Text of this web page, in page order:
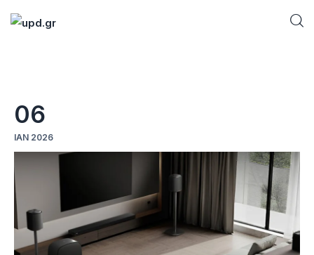
Games
Futuring
AI news
06
ΙΑΝ 2026